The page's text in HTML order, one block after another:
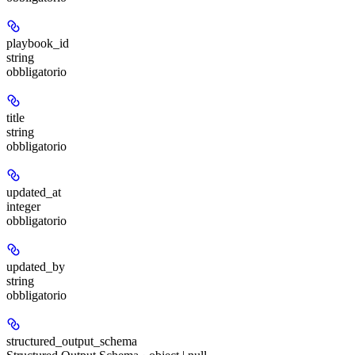
playbook_id
string
obbligatorio
title
string
obbligatorio
updated_at
integer
obbligatorio
updated_by
string
obbligatorio
structured_output_schema